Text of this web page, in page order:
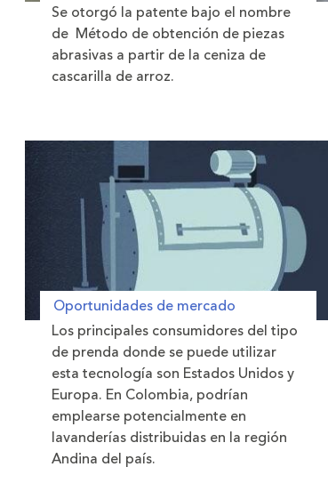
Se otorgó la patente bajo el nombre
de Método de obtención de piezas
abrasivas a partir de la ceniza de
cascarilla de arroz.
Oportunidades de mercado
Los principales consumidores del tipo
de prenda donde se puede utilizar
esta tecnología son Estados Unidos y
Europa. En Colombia, podrían
emplearse potencialmente en
lavanderías distribuidas en la región
Andina del país.